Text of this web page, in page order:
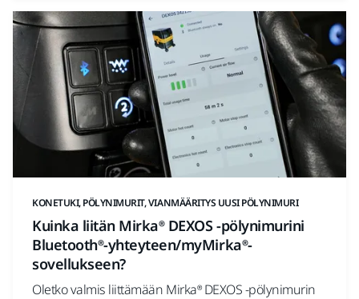
KONETUKI, PÖLYNIMURIT, VIANMÄÄRITYS UUSI PÖLYNIMURI
Kuinka liitän Mirka® DEXOS -pölynimurini
Bluetooth®-yhteyteen/myMirka®-
sovellukseen?
Oletko valmis liittämään Mirka® DEXOS -pölynimurin